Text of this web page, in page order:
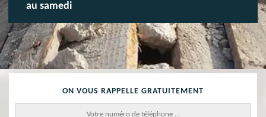
au samedi
ON VOUS RAPPELLE GRATUITEMENT